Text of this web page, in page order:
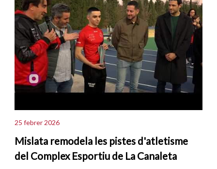
25 febrer 2026
Mislata remodela les pistes d'atletisme
del Complex Esportiu de La Canaleta